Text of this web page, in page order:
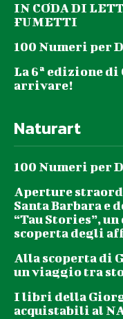
IN CODA DI
FUMETTI
100 Numeri per
La 6ª edizione di
arrivare!
Naturart
100 Numeri per
Aperture
Santa Barbara e
“Tau Stories”,
scoperta degli
Alla scoperta di
un viaggio tra
I libri della
acquistabili al